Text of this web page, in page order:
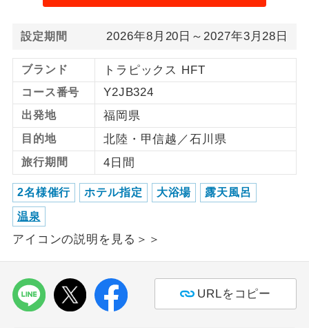
設定期間 2026年8月20日～2027年3月28日
ブランド トラピックス HFT
コース番号 Y2JB324
出発地 福岡県
目的地 北陸・甲信越／石川県
旅行期間 4日間
2名様催行 ホテル指定 大浴場 露天風呂
温泉
アイコンの説明を見る＞＞
URLをコピー
ご夫婦限定
す。
女性限定
女性限定でご参加いただけるコースで
す。
年齢制限あり
ご参加にあたり年齢に制限があるコース
です。
航空会社指定
利用航空会社が指定なので、ご出発の計
画にとても便利です。
ホテル指定
ご紹介するホテルを指定したコースで
おひとり様バ
おひとり様でバス席を2席利⽤できま